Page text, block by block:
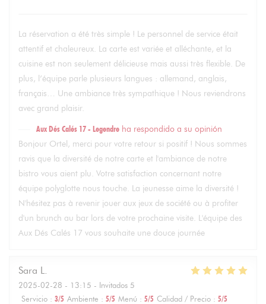
La réservation a été très simple ! Le personnel de service était
attentif et chaleureux. La carte est variée et alléchante, et la
cuisine est non seulement délicieuse mais aussi très flexible. De
plus, l’équipe parle plusieurs langues : allemand, anglais,
français… Une ambiance très sympathique ! Nous reviendrons
avec grand plaisir.
Aux Dés Calés 17 - Legendre ha respondido a su opinión
Bonjour Ortel, merci pour votre retour si positif ! Nous sommes
ravis que la diversité de notre carte et l'ambiance de notre
bistro vous aient plu. Votre satisfaction concernant notre
équipe polyglotte nous touche. La jeunesse aime la diversité !
N'hésitez pas à revenir jouer aux jeux de société ou à profiter
d'un brunch au bar lors de votre prochaine visite. L'équipe des
Aux Dés Calés 17 vous souhaite une douce journée
Sara L
2025-02-28 - 13:15 - Invitados 5
Servicio : 3/5 Ambiente : 5/5 Menú : 5/5 Calidad / Precio : 5/5